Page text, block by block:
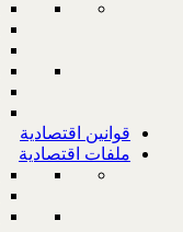
قوانين اقتصادية
ملفات اقتصادية